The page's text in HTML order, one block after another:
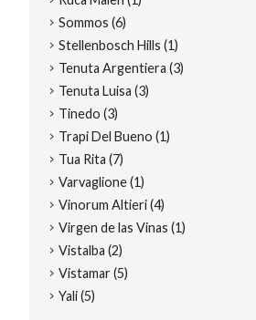
Sommos (6)
Stellenbosch Hills (1)
Tenuta Argentiera (3)
Tenuta Luisa (3)
Tinedo (3)
Trapi Del Bueno (1)
Tua Rita (7)
Varvaglione (1)
Vinorum Altieri (4)
Virgen de las Vinas (1)
Vistalba (2)
Vistamar (5)
Yali (5)